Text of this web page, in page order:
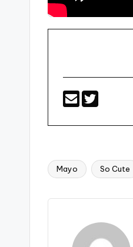
Etiquetas:
Mayo So Cute